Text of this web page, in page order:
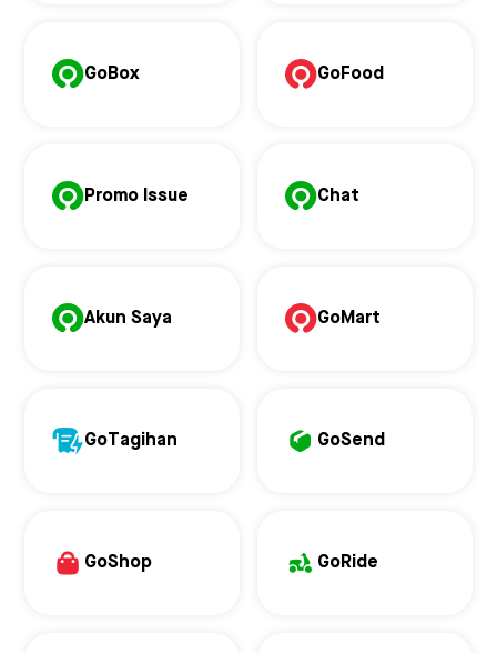
GoBox GoFood
Promo Issue Chat
Akun Saya GoMart
GoTagihan GoSend
GoShop GoRide